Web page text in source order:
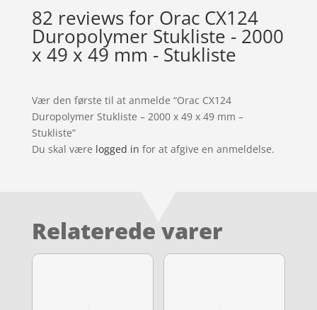
82 reviews for Orac CX124
Duropolymer Stukliste - 2000
x 49 x 49 mm - Stukliste
Vær den første til at anmelde “Orac CX124
Duropolymer Stukliste – 2000 x 49 x 49 mm –
Stukliste”
Du skal være logged in for at afgive en anmeldelse.
Relaterede varer